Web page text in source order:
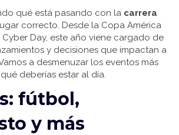
qué está pasando con la carrera
correcto. Desde la Copa América
Cyber Day, este año viene cargado de
y decisiones que impactan a
a desmenuzar los eventos más
deberías estar al día.
fútbol,
y más